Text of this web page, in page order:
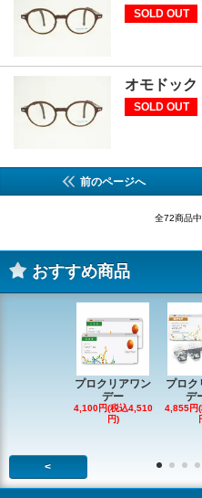
SOLD OUT
オモドッ
SOLD OUT
前のページへ
全72商品
おすすめ商品
プロクリアワン
デー
4,100円(税込4,510
円)
プロク
デ
4,855円
<